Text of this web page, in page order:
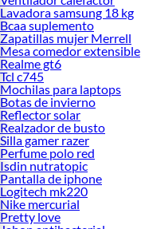
Lavadora samsung 18 kg
Bcaa suplemento
Zapatillas mujer Merrell
Mesa comedor extensible
Realme gt6
Tcl c745
Mochilas para laptops
Botas de invierno
Reflector solar
Realzador de busto
Silla gamer razer
Perfume polo red
Isdin nutratopic
Pantalla de iphone
Logitech mk220
Nike mercurial
Pretty love